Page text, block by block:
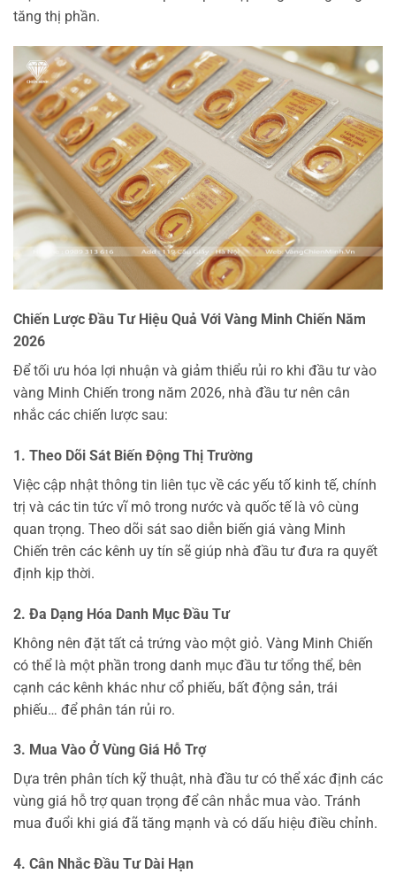
tăng thị phần.
Chiến Lược Đầu Tư Hiệu Quả Với Vàng Minh Chiến Năm
2026
Để tối ưu hóa lợi nhuận và giảm thiểu rủi ro khi đầu tư vào
vàng Minh Chiến trong năm 2026, nhà đầu tư nên cân
nhắc các chiến lược sau:
1. Theo Dõi Sát Biến Động Thị Trường
Việc cập nhật thông tin liên tục về các yếu tố kinh tế, chính
trị và các tin tức vĩ mô trong nước và quốc tế là vô cùng
quan trọng. Theo dõi sát sao diễn biến giá vàng Minh
Chiến trên các kênh uy tín sẽ giúp nhà đầu tư đưa ra quyết
định kịp thời.
2. Đa Dạng Hóa Danh Mục Đầu Tư
Không nên đặt tất cả trứng vào một giỏ. Vàng Minh Chiến
có thể là một phần trong danh mục đầu tư tổng thể, bên
cạnh các kênh khác như cổ phiếu, bất động sản, trái
phiếu… để phân tán rủi ro.
3. Mua Vào Ở Vùng Giá Hỗ Trợ
Dựa trên phân tích kỹ thuật, nhà đầu tư có thể xác định các
vùng giá hỗ trợ quan trọng để cân nhắc mua vào. Tránh
mua đuổi khi giá đã tăng mạnh và có dấu hiệu điều chỉnh.
4. Cân Nhắc Đầu Tư Dài Hạn